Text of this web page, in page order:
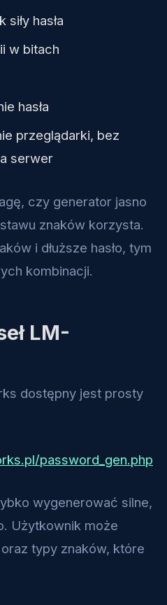
hasła
w bitach
hasła
przeglądarki, bez
serwer
czy generator jasno
znaków korzysta.
i dłuższe hasło, tym
kombinacji.
LM-
dostępny jest prosty
password_gen.php
wygenerować silne,
Użytkownik może
oraz typy znaków, które